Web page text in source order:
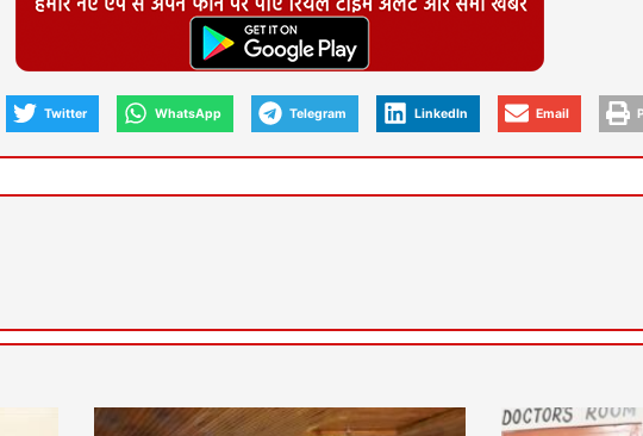
Twitter WhatsApp Telegram LinkedIn Email